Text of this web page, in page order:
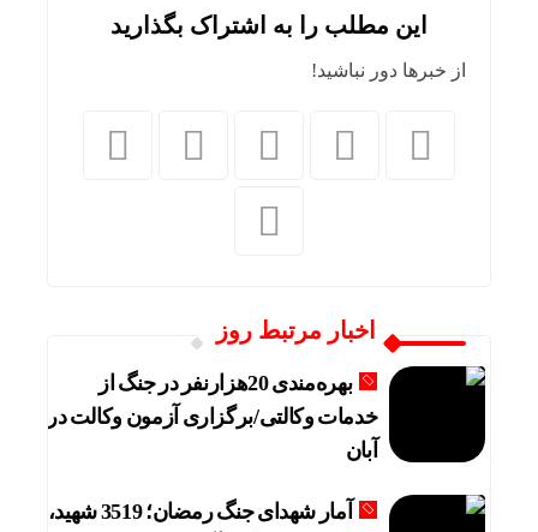
این مطلب را به اشتراک بگذارید
از خبرها دور نباشید!
اخبار مرتبط روز
بهره‌مندی 20هزارنفر در جنگ از
خدمات وکالتی/برگزاری آزمون وکالت در
آبان
آمار شهدای جنگ رمضان؛ 3519 شهید،